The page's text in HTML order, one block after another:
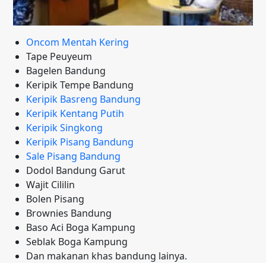
Oncom Mentah Kering
Tape Peuyeum
Bagelen Bandung
Keripik Tempe Bandung
Keripik Basreng Bandung
Keripik Kentang Putih
Keripik Singkong
Keripik Pisang Bandung
Sale Pisang Bandung
Dodol Bandung Garut
Wajit Cililin
Bolen Pisang
Brownies Bandung
Baso Aci Boga Kampung
Seblak Boga Kampung
Dan makanan khas bandung lainya.